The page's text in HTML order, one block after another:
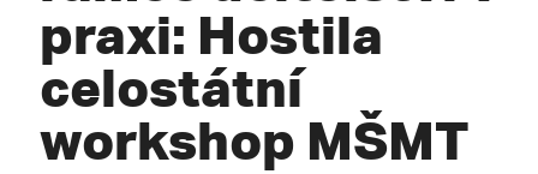
praxi: Hostila
celostátní
workshop MŠMT